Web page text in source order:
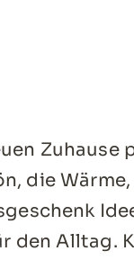
Zuhause
die
Alltag.